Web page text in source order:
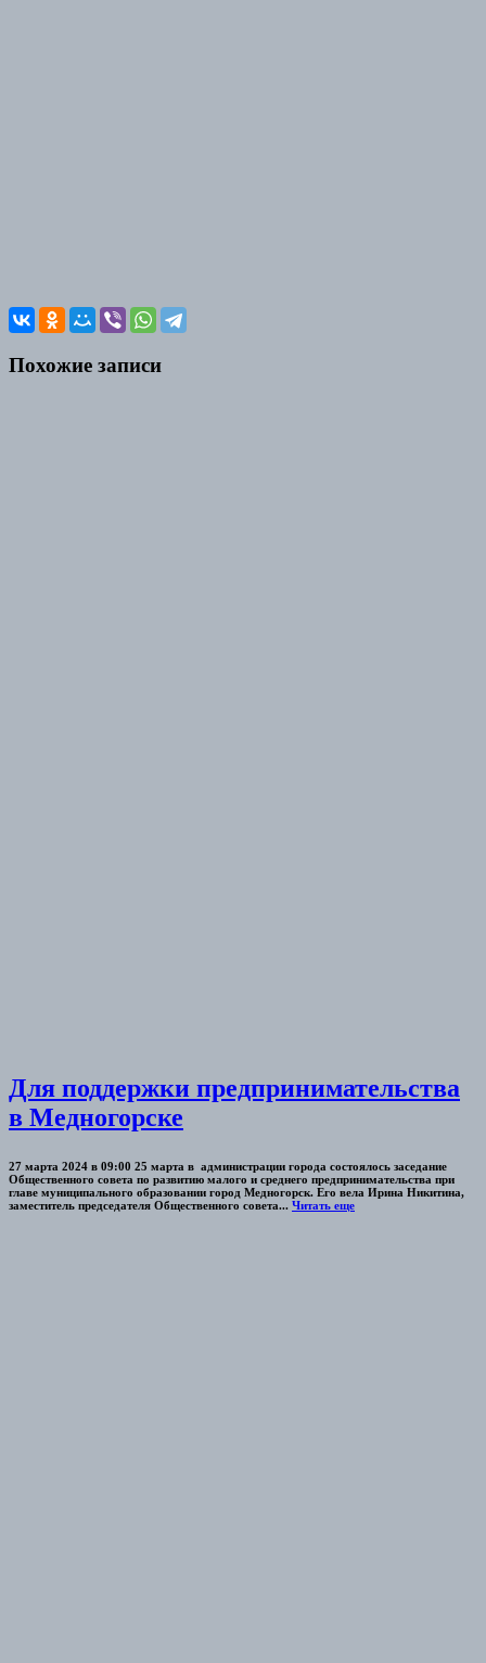
Похожие записи
Для поддержки предпринимательства
в Медногорске
27 марта 2024 в 09:00 25 марта в администрации города состоялось заседание
Общественного совета по развитию малого и среднего предпринимательства при
главе муниципального образовании город Медногорск. Его вела Ирина Никитина,
заместитель председателя Общественного совета... Читать еще